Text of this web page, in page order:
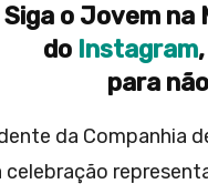
Siga o Jovem na
do Instagram,
para
da Companhia
celebração